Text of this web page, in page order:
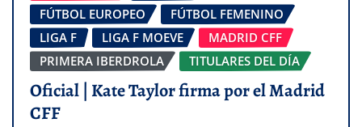
FÚTBOL EUROPEO
FÚTBOL FEMENINO
LIGA F
LIGA F MOEVE
MADRID CFF
PRIMERA IBERDROLA
TITULARES DEL DÍA
Oficial | Kate Taylor firma por el Madrid
CFF